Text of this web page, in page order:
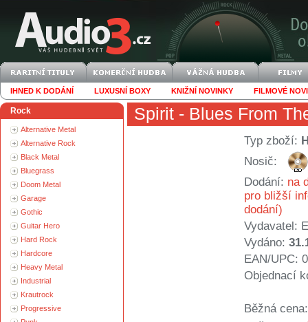
IHNED K DODÁNÍ LUXUSNÍ BOXY KNIŽNÍ NOVINKY FILMOVÉ
Rock
Alternative Metal
Alternative Rock
Black Metal
Bluegrass
Doom Metal
Garage
Gothic
Guitar Hero
Hard Rock
Hardcore
Heavy Metal
Industrial
Krautrock
Progressive
Spirit - Blues From
Typ zboží:
Nosič:
Dodání: na
pro bližší
dodání)
Vydavatel:
Vydáno:
EAN/UPC:
Objednací
Běžná cena: